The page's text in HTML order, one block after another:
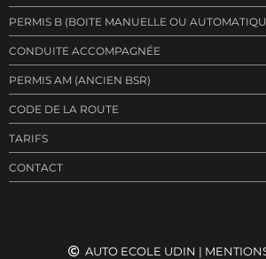
PERMIS B (BOITE MANUELLE OU
CONDUITE ACCOMPAGNÉE
PERMIS AM (ANCIEN BSR)
CODE DE LA ROUTE
TARIFS
CONTACT
AUTO ECOLE UDIN |